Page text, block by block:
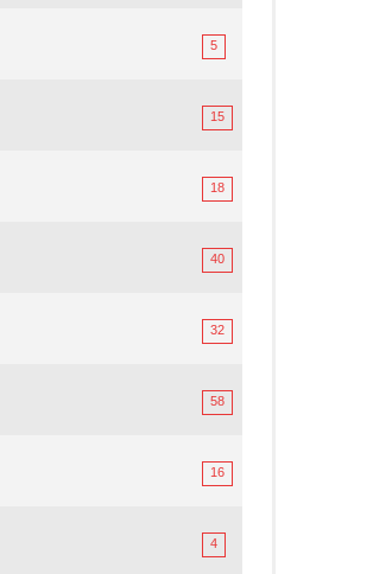
5
15
18
40
32
58
16
4